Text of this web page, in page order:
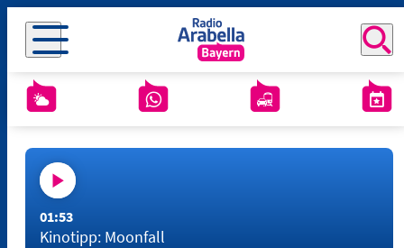
01:53
Kinotipp: Moonfall